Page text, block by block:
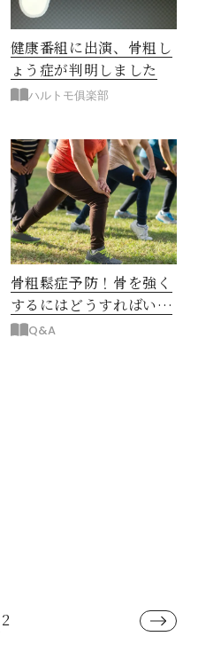
健康番組に出演、骨粗し
ょう症が判明しました
ハルトモ俱楽部
骨粗鬆症予防！骨を強く
するにはどうすればいい
の？Q&A
2